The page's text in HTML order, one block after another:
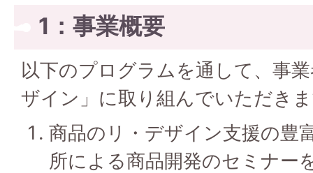
1：事業概要
以下のプログラムを通して、事
ザイン」に取り組んでいただき
商品のリ・デザイン支援の豊
所による商品開発のセミナー